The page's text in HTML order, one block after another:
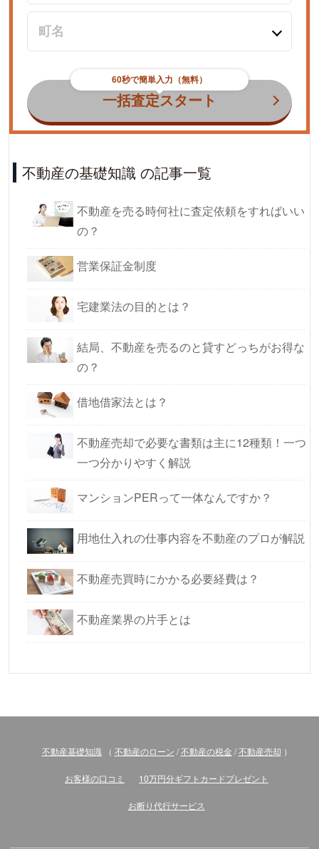
60秒で簡単入力（無料）
一括査定スタート
不動産の基礎知識 の記事一覧
不動産を売る時何社に査定依頼をすればいい
の？
営業保証金制度
宅建業法の目的とは？
結局、不動産を売るのと貸すどっちがお得な
の？
借地借家法とは？
不動産売却で必要な書類は主に12種類！一つ
一つ分かりやすく解説
マンションPERって一体なんですか？
用地仕入れの仕事内容を不動産のプロが解説
不動産売買時にかかる必要経費は？
不動産業界の片手とは
不動産基礎知識 （ 不動産のローン /不動産の税金 /不動産売却 ）
お客様の口コミ 10万円分ギフトカードプレゼント
お断り代行サービス